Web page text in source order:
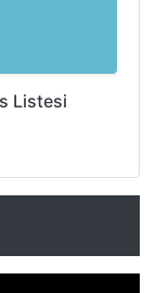
Listesi